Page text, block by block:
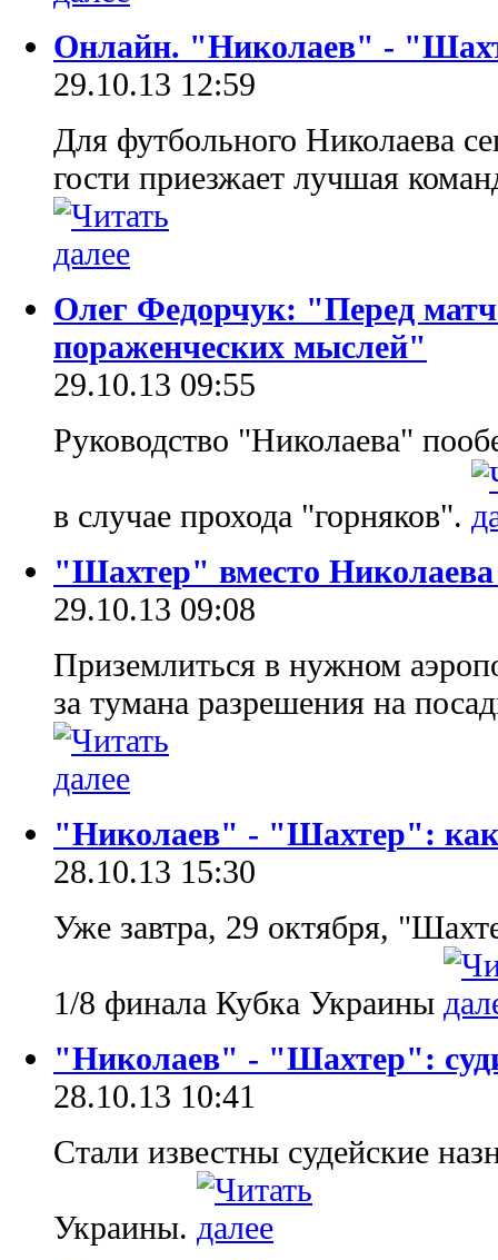
Онлайн. "Николаев" -
29.10.13 12:59
Для футбольного Николаева
гости приезжает лучшая
Олег Федорчук: "Перед
пораженческих мыслей"
29.10.13 09:55
Руководство "Николаева"
в случае прохода "горняков".
"Шахтер" вместо Николаева
29.10.13 09:08
Приземлиться в нужном
за тумана разрешения на
"Николаев" - "Шахтер": как
28.10.13 15:30
Уже завтра, 29 октября,
1/8 финала Кубка Украины
"Николаев" - "Шахтер":
28.10.13 10:41
Стали известны судейские
Украины.